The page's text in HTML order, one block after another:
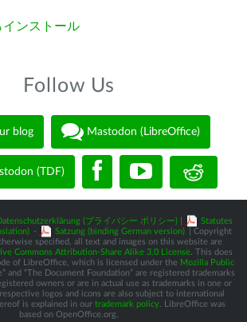
ンストール
Follow Us
blog Mastodon (LibreOffice)
(TDF)
(プライバシー ポリシー)
Statutes
- Satzung (binding German version)
| Copyright
specified, all text and images on this website are
Commons Attribution-Share Alike 3.0 License. This does
of LibreOffice, which is licensed under the Mozilla Public
and “The Document Foundation” are registered trademarks
owners or are in actual use as trademarks in one or
logos and icons are also subject to international
is explained in our trademark policy. LibreOffice was
based on OpenOffice.org.